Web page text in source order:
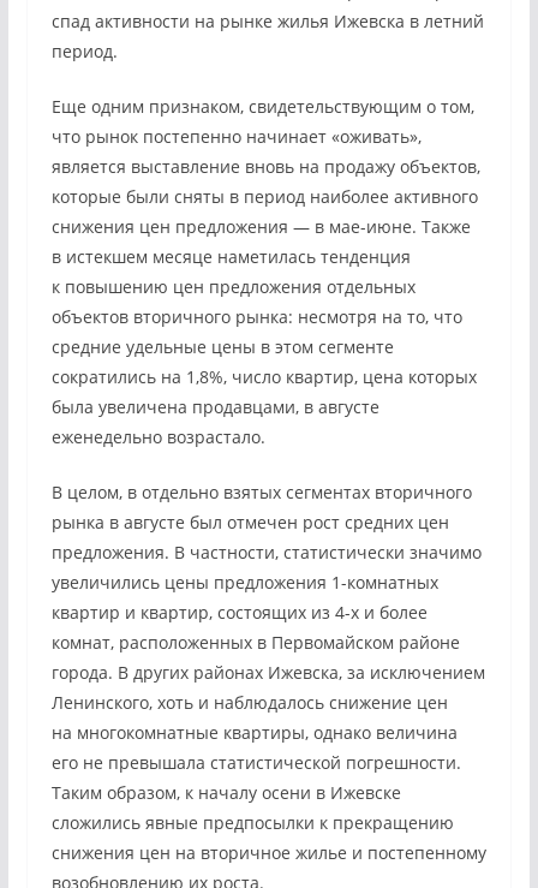
спад активности на рынке жилья Ижевска в летний
период.
Еще одним признаком, свидетельствующим о том,
что рынок постепенно начинает «оживать»,
является выставление вновь на продажу объектов,
которые были сняты в период наиболее активного
снижения цен предложения — в мае-июне. Также
в истекшем месяце наметилась тенденция
к повышению цен предложения отдельных
объектов вторичного рынка: несмотря на то, что
средние удельные цены в этом сегменте
сократились на 1,8%, число квартир, цена которых
была увеличена продавцами, в августе
еженедельно возрастало.
В целом, в отдельно взятых сегментах вторичного
рынка в августе был отмечен рост средних цен
предложения. В частности, статистически значимо
увеличились цены предложения 1-комнатных
квартир и квартир, состоящих из 4-х и более
комнат, расположенных в Первомайском районе
города. В других районах Ижевска, за исключением
Ленинского, хоть и наблюдалось снижение цен
на многокомнатные квартиры, однако величина
его не превышала статистической погрешности.
Таким образом, к началу осени в Ижевске
сложились явные предпосылки к прекращению
снижения цен на вторичное жилье и постепенному
возобновлению их роста.